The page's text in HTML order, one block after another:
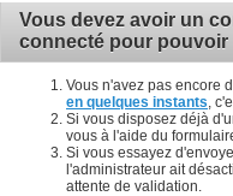
Vous devez avoir un
connecté pour
Vous n'avez pas encore
en quelques instants ,
Si vous disposez déjà
vous à l'aide du
Si vous essayez
l'administrateur ait
attente de validation.